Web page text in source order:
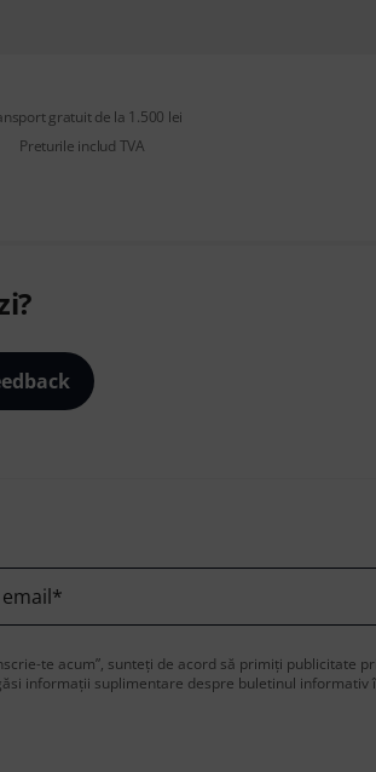
gratuit de la 1.500 lei
Preturile includ TVA
*
te acum”, sunteți de acord să primiți publicitate
informații suplimentare despre buletinul informativ